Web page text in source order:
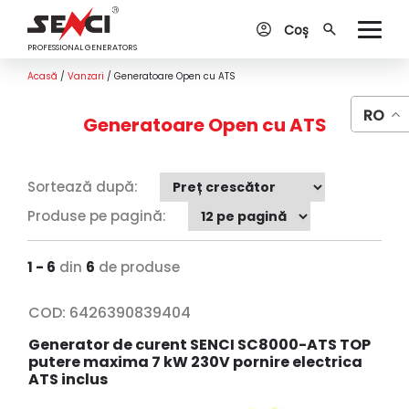
PROFESSIONAL GENERATORS
Coș
Acasă / Vanzari / Generatoare Open cu ATS
Generatoare Open cu ATS
Sortează după:
Produse pe pagină:
1 - 6 din 6 de produse
COD: 6426390839404
Generator de curent SENCI SC8000-ATS TOP
putere maxima 7 kW 230V pornire electrica
ATS inclus
RO